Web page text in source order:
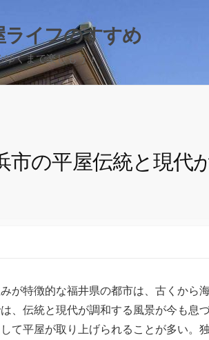
ライフのすすめ
ゆくまで楽しもう！
市の平屋伝統と現代
が特徴的な福井県の都市は、古くから
、伝統と現代が調和する風景が今も息
て平屋が取り上げられることが多い。